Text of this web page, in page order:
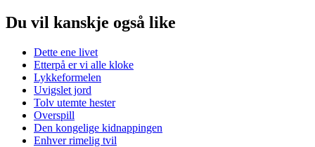
Du vil kanskje også like
Dette ene livet
Etterpå er vi alle kloke
Lykkeformelen
Uvigslet jord
Tolv utemte hester
Overspill
Den kongelige kidnappingen
Enhver rimelig tvil